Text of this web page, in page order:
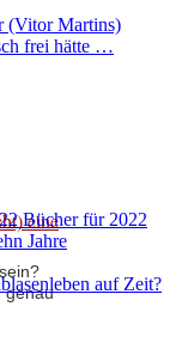
eine
genau
(Vitor Martins)
frei hätte …
Bücher für 2022
Jahre
auf Zeit?